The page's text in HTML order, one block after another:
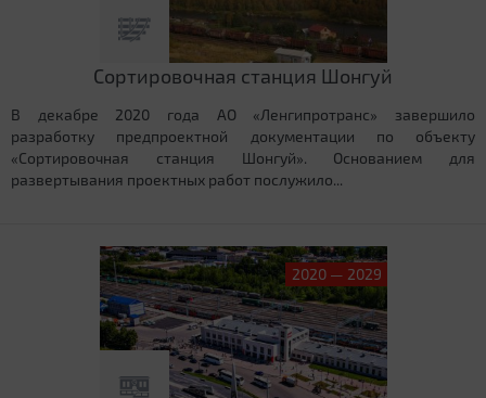
Сортировочная станция Шонгуй
В декабре 2020 года АО «Ленгипротранс» завершило
разработку предпроектной документации по объекту
«Сортировочная станция Шонгуй». Основанием для
развертывания проектных работ послужило...
2020 — 2029